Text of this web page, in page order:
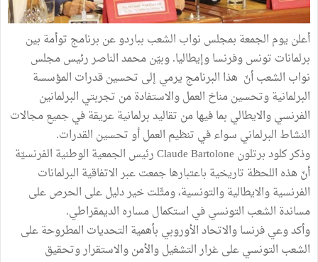
أعلن يوم الجمعة بمجلس نواب الشعب بباردو عن برنامج توأمة بين
برلمانات تونس وفرنسا وإيطاليا. وبيّن محمد الناصر رئيس مجلس
نواب الشعب أنّ هذا البرنامج يرمي إلى تحسين قدرات المؤسسة
البرلمانية وتحسين مناخ العمل والاستفادة من تجربتي البرلمانين
الفرنسي والايطالي بما فيها من تقاليد برلمانية عريقة في جميع مجالات
النشاط البرلماني سواء في تنظيم العمل أو تحسين القدرات.
وذكر كلود برتلون Claude Bartolone رئيس الجمعية الوطنية الفرنسيّة
أنّ هذه اللحظة تاريخية باعتبارها جمعت عبر الاتفاقية البرلمانات
الفرنسية والايطالية والتونسية، ومثّلت خير دليل على الحرص على
مساندة الشعب التونسي في استكمال مساره الديمقراطي.
وأكد وعي فرنسا والاتحاد الأوروبي بأهمية التحديات المطروحة على
الشعب التونسي على غرار التشغيل والأمن والاستقرار وتحقيق